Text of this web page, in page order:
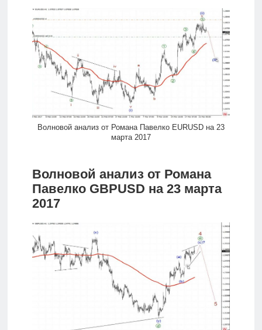
Волновой анализ от Романа Павелко EURUSD на 23
марта 2017
Волновой анализ от Романа
Павелко GBPUSD на 23 марта
2017